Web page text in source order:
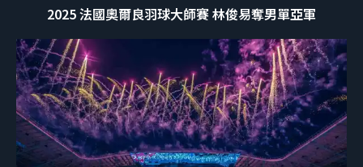
2025 法國奧爾良羽球大師賽 林俊易奪男單亞軍